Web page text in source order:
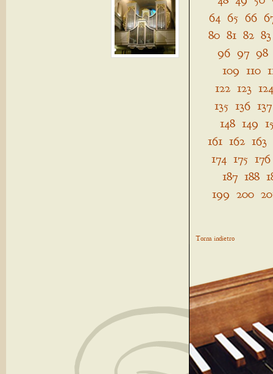
64 65 66
80 81 82 83
96 97 98
109 110
122 123 124
135 136 137
148 149
161 162 163
174 175 176
187 188
199 200
Torna indietro